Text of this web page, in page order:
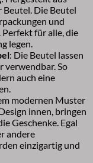
Die Beutel
und
für alle, die
legen.
: Die Beutel lassen
verwendbar. So
auch eine
modernen Muster
innen, bringen
Geschenke. Egal
andere
einzigartig und